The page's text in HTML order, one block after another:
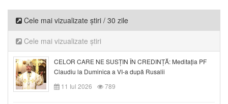
Cele mai vizualizate știri / 30 zile
Cele mai vizualizate știri
CELOR CARE NE SUSȚIN ÎN CREDINȚĂ: Meditația PF
Claudiu la Duminica a VI-a după Rusalii
11 Iul 2026
789